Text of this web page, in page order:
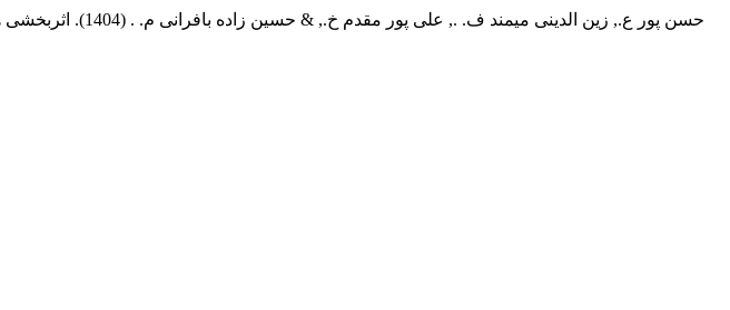
حسن پور ع., زین الدینی میمند ف. ., علی پور مقدم خ., & حسین زاده بافرانی م. . (1404). اثربخشی هیپنوتراپی شناختی–رفتاری بر تنظیم هیجانی و خودکارآمدی تحصیلی در دانش‌آموزان دارای اختلال یادگیری.